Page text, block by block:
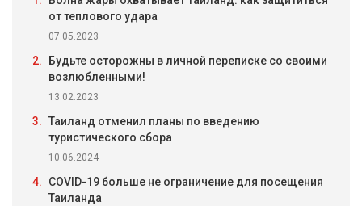
от теплового удара
07.05.2023
2.
Будьте осторожны в личной переписке со своими
возлюбленными!
13.02.2023
3. Таиланд отменил планы по введению
туристического сбора
10.06.2024
4.
COVID-19 больше не ограничение для посещения
Таиланда